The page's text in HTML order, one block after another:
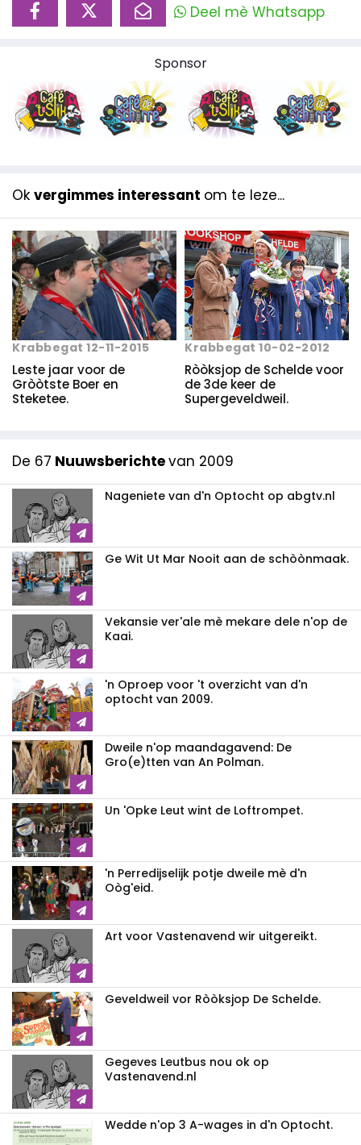
Deel mè Whatsapp
Sponsor
Ok vergimmes interessant om te leze...
Krabbegat 12-11-2015
Leste jaar voor de
Gròòtste Boer en
Steketee.
Krabbegat 10-02-2012
Ròòksjop de Schelde voor
de 3de keer de
Supergeveldweil.
De 67 Nuuwsberichtevan 2009
Nageniete van d'n Optocht op abgtv.nl
Ge Wit Ut Mar Nooit aan de schòònmaak.
Vekansie ver'ale mè mekare dele n'op de
Kaai.
'n Oproep voor 't overzicht van d'n
optocht van 2009.
Dweile n'op maandagavend: De
Gro(e)tten van An Polman.
Un 'Opke Leut wint de Loftrompet.
'n Perredijselijk potje dweile mè d'n
Oòg'eid.
Art voor Vastenavend wir uitgereikt.
Geveldweil vor Ròòksjop De Schelde.
Gegeves Leutbus nou ok op
Vastenavend.nl
Wedde n'op 3 A-wages in d'n Optocht.